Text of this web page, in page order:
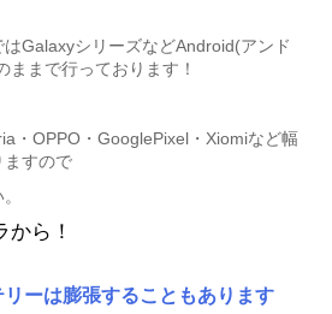
GalaxyシリーズなどAndroid(アンド
ままで行っております！
・OPPO・GooglePixel・Xiomiなど幅
ますので
から！
ーは膨張することもあります